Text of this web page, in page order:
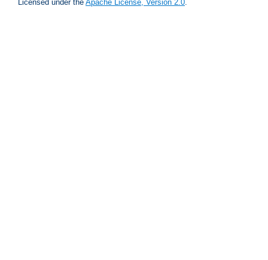
Licensed under the Apache License, Version 2.0